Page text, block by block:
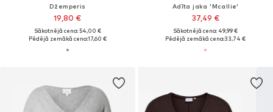
Džemperis
19,80 €
Sākotnējā cena: 54,00 €
Pēdējā zemākā cena:17,60 €
Adīta jaka 'Mcallie'
37,49 €
Sākotnējā cena: 49,99 €
Pēdējā zemākā cena:33,74 €